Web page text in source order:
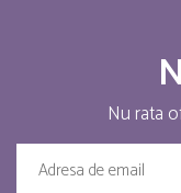
Nu rata